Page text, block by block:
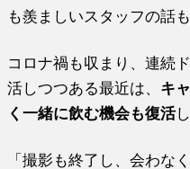
も羨ましいスタッフの話
コロナ禍も収まり、連続
活しつつある最近は、 キ
く一緒に飲む機会も復活
「撮影も終了し、会わな